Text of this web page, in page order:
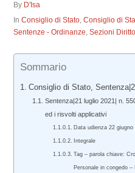
By D'Isa
InConsiglio di Stato,Consiglio di
Sentenze - Ordinanze,Sezioni Diritto
Sommario
Consiglio di Stato,
Sentenza|21 luglio 2021| n.
ed i risvolti applicativi
Data udienza 22 giugno
Integrale
Tag – parola chiave:
Personale in congedo